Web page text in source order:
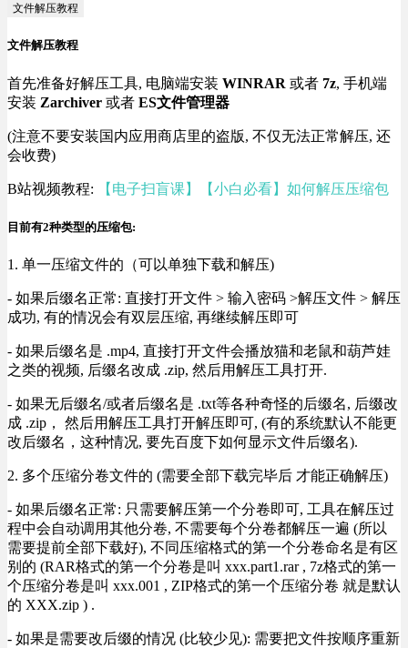
文件解压教程
文件解压教程
首先准备好解压工具, 电脑端安装 WINRAR 或者 7z, 手机端
安装 Zarchiver 或者 ES文件管理器
(注意不要安装国内应用商店里的盗版, 不仅无法正常解压, 还
会收费)
B站视频教程: 【电子扫盲课】【小白必看】如何解压压缩包
目前有2种类型的压缩包:
1. 单一压缩文件的（可以单独下载和解压)
- 如果后缀名正常: 直接打开文件 > 输入密码 >解压文件 > 解压
成功, 有的情况会有双层压缩, 再继续解压即可
- 如果后缀名是 .mp4, 直接打开文件会播放猫和老鼠和葫芦娃
之类的视频, 后缀名改成 .zip, 然后用解压工具打开.
- 如果无后缀名/或者后缀名是 .txt等各种奇怪的后缀名, 后缀改
成 .zip， 然后用解压工具打开解压即可, (有的系统默认不能更
改后缀名，这种情况, 要先百度下如何显示文件后缀名).
2. 多个压缩分卷文件的 (需要全部下载完毕后 才能正确解压)
- 如果后缀名正常: 只需要解压第一个分卷即可, 工具在解压过
程中会自动调用其他分卷, 不需要每个分卷都解压一遍 (所以
需要提前全部下载好), 不同压缩格式的第一个分卷命名是有区
别的 (RAR格式的第一个分卷是叫 xxx.part1.rar , 7z格式的第一
个压缩分卷是叫 xxx.001 , ZIP格式的第一个压缩分卷 就是默认
的 XXX.zip ) .
- 如果是需要改后缀的情况 (比较少见): 需要把文件按顺序重新